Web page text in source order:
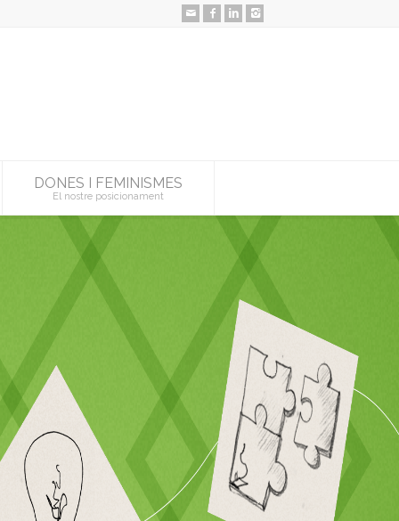
DONES I FEMINISMES
El nostre posicionament